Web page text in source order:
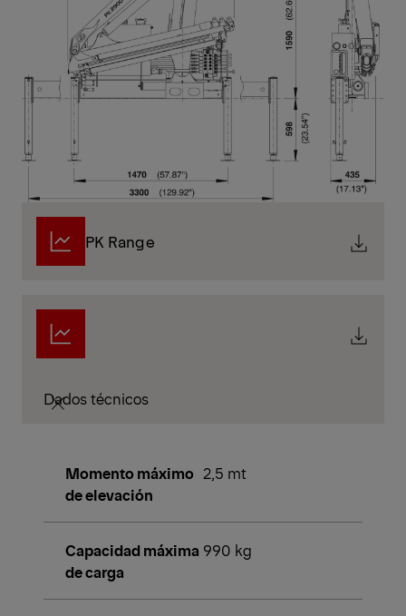
PK Range
Dados técnicos
Momento máximo
de elevación
2,5 mt
Capacidad máxima
de carga
990 kg